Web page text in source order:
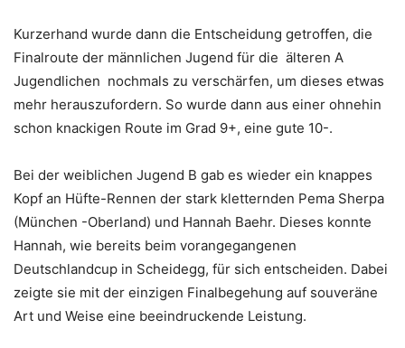
Kurzerhand wurde dann die Entscheidung getroffen, die
Finalroute der männlichen Jugend für die älteren A
Jugendlichen nochmals zu verschärfen, um dieses etwas
mehr herauszufordern. So wurde dann aus einer ohnehin
schon knackigen Route im Grad 9+, eine gute 10-.
Bei der weiblichen Jugend B gab es wieder ein knappes
Kopf an Hüfte-Rennen der stark kletternden Pema Sherpa
(München -Oberland) und Hannah Baehr. Dieses konnte
Hannah, wie bereits beim vorangegangenen
Deutschlandcup in Scheidegg, für sich entscheiden. Dabei
zeigte sie mit der einzigen Finalbegehung auf souveräne
Art und Weise eine beeindruckende Leistung.